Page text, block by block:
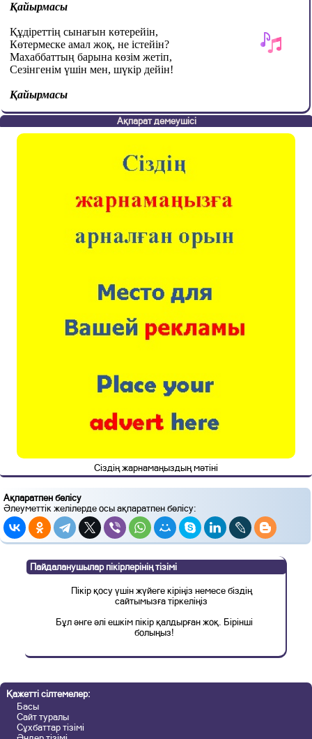
Қайырмасы
Құдіреттің сынағын көтерейін,
Көтермеске амал жоқ, не істейін?
Махаббаттың барына көзім жетіп,
Сезінгенім үшін мен, шүкір дейін!
Қайырмасы
Ақпарат демеушісі
Сіздің жарнамаңыздың мәтіні
Ақпаратпен бөлісу
Әлеуметтік желілерде осы ақпаратпен бөлісу:
Пайдаланушылар пікірлерінің тізімі
Пікір қосу үшін жүйеге кіріңіз немесе біздің
сайтымызға тіркеліңіз
Бұл әнге әлі ешкім пікір қалдырған жоқ. Бірінші
болыңыз!
Қажетті сілтемелер:
Басы
Сайт туралы
Сұхбаттар тізімі